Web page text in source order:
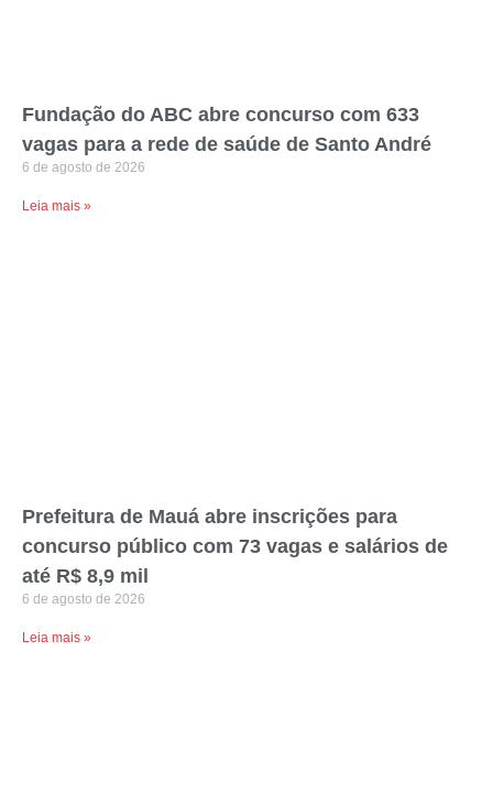
Fundação do ABC abre concurso com 633
vagas para a rede de saúde de Santo André
6 de agosto de 2026
Leia mais »
Prefeitura de Mauá abre inscrições para
concurso público com 73 vagas e salários de
até R$ 8,9 mil
6 de agosto de 2026
Leia mais »